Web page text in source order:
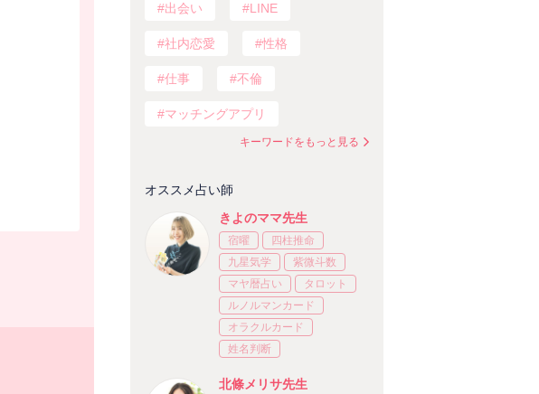
出会い LINE
社内恋愛 性格
仕事 不倫
マッチングアプリ
キーワードをもっと見る
オススメ占い師
きよのママ先生
宿曜
四柱推命
九星気学
紫微斗数
マヤ暦占い
タロット
ルノルマンカード
オラクルカード
姓名判断
北條メリサ先生